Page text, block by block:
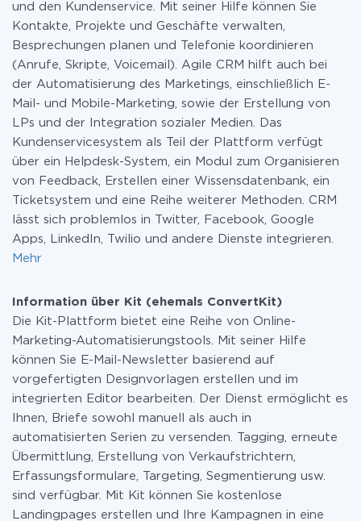
und den Kundenservice. Mit seiner Hilfe können Sie
Kontakte, Projekte und Geschäfte verwalten,
Besprechungen planen und Telefonie koordinieren
(Anrufe, Skripte, Voicemail). Agile CRM hilft auch bei
der Automatisierung des Marketings, einschließlich E-
Mail- und Mobile-Marketing, sowie der Erstellung von
LPs und der Integration sozialer Medien. Das
Kundenservicesystem als Teil der Plattform verfügt
über ein Helpdesk-System, ein Modul zum Organisieren
von Feedback, Erstellen einer Wissensdatenbank, ein
Ticketsystem und eine Reihe weiterer Methoden. CRM
lässt sich problemlos in Twitter, Facebook, Google
Apps, LinkedIn, Twilio und andere Dienste integrieren.
Mehr
Information über Kit (ehemals ConvertKit)
Die Kit-Plattform bietet eine Reihe von Online-
Marketing-Automatisierungstools. Mit seiner Hilfe
können Sie E-Mail-Newsletter basierend auf
vorgefertigten Designvorlagen erstellen und im
integrierten Editor bearbeiten. Der Dienst ermöglicht es
Ihnen, Briefe sowohl manuell als auch in
automatisierten Serien zu versenden. Tagging, erneute
Übermittlung, Erstellung von Verkaufstrichtern,
Erfassungsformulare, Targeting, Segmentierung usw.
sind verfügbar. Mit Kit können Sie kostenlose
Landingpages erstellen und Ihre Kampagnen in eine